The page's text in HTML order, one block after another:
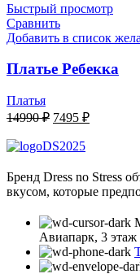
Быстрый просмотр
Сравнить
Добавить в список
Платье Ребекка
Платья
14990₽ Первоначальная
составляла
7495 ₽Текущая
Бренд Dress no Stress
вкусом, которые
Авиапарк, 3 этаж